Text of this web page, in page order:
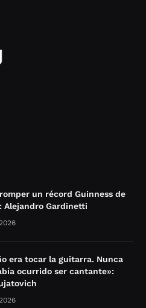
un récord Guinness de
Alejandro Gardinetti
era tocar la guitarra. Nunca
ocurrido ser cantante»: